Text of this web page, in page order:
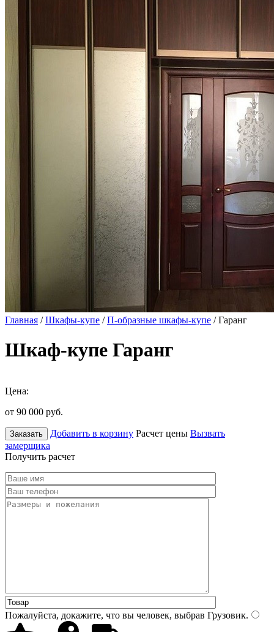
Главная /Шкафы-купе /П-образные шкафы-купе / Гаранг
Шкаф-купе Гаранг
Цена:
от 90 000 руб.
Заказать Добавить в корзину Расчет цены Вызвать
замерщика
Получить расчет
Пожалуйста, докажите, что вы человек, выбрав Грузовик.